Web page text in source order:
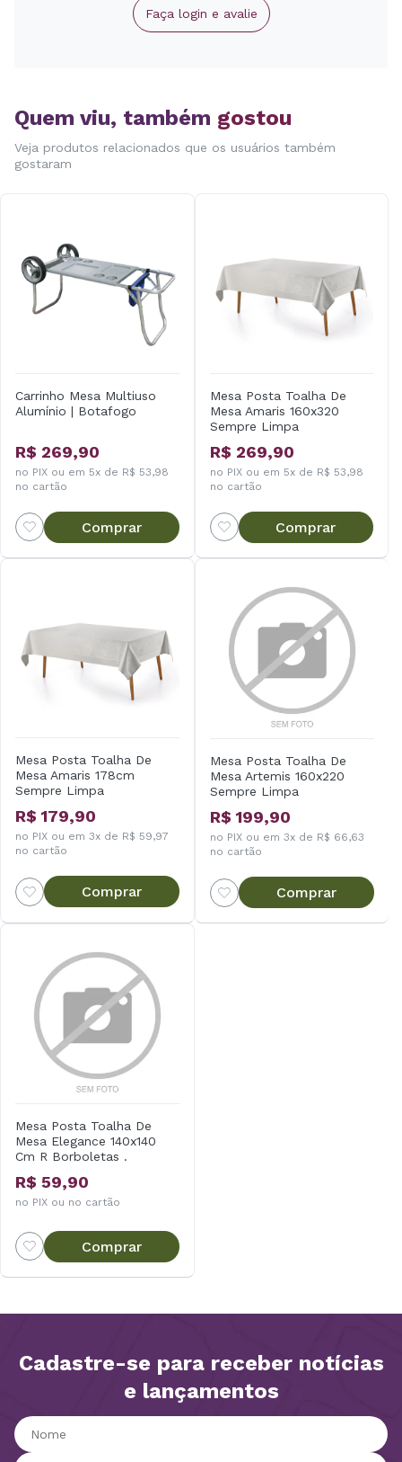
Faça login e avalie
Quem viu, também gostou
Veja produtos relacionados que os usuários também
gostaram
Carrinho Mesa Multiuso
Alumínio | Botafogo
R$ 269,90
no PIX ou em 5x de R$ 53,98
no cartão
Comprar
Mesa Posta Toalha De
Mesa Amaris 160x320
Sempre Limpa
R$ 269,90
no PIX ou em 5x de R$ 53,98
no cartão
Comprar
Mesa Posta Toalha De
Mesa Amaris 178cm
Sempre Limpa
R$ 179,90
no PIX ou em 3x de R$ 59,97
no cartão
Comprar
Mesa Posta Toalha De
Mesa Artemis 160x220
Sempre Limpa
R$ 199,90
no PIX ou em 3x de R$ 66,63
no cartão
Comprar
Mesa Posta Toalha De
Mesa Elegance 140x140
Cm R Borboletas .
R$ 59,90
no PIX ou no cartão
Comprar
Cadastre-se para receber notícias
e lançamentos